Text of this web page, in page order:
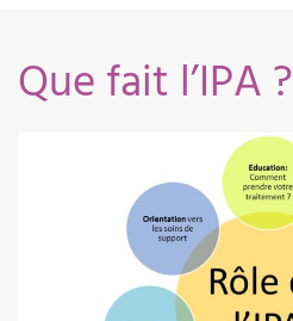
Que fait l’IPA ?